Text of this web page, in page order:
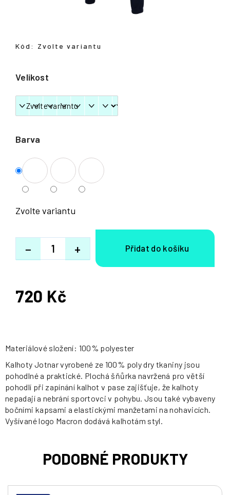
Barva
Velikost
Zvolte variantu
+
−
Kód: Zvolte variantu
720 Kč
Měrná
Materiálové složení: 100% polyester
Kalhoty Jotnar vyrobené ze 100% poly dry tkaniny jsou
pohodlné a praktické. Plochá šňůrka navržená pro větší
pohodlí při zapínání kalhot v pase zajišťuje, že kalhoty
nepadají a nebrání sportovci v pohybu. Jsou také vybaveny
bočními kapsami a elastickými manžetami na nohavicích.
Vyšívané logo Macron dodává kalhotám styl.